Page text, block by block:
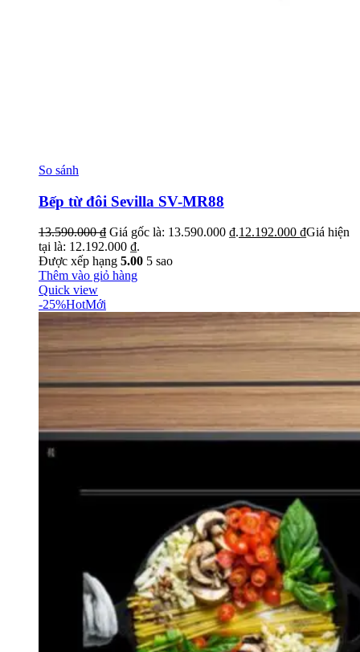
So sánh
Bếp từ đôi Sevilla SV-MR88
13.590.000₫ Giá gốc là: 13.590.000 ₫.12.192.000 ₫Giá hiện
tại là: 12.192.000 ₫.
Được xếp hạng 5.00 5 sao
Thêm vào giỏ hàng
Quick view
-25%HotMới